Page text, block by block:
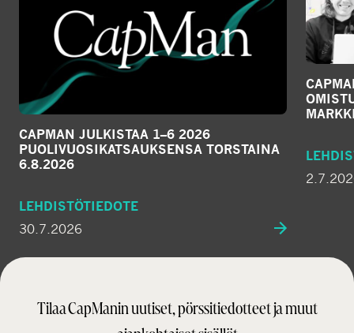
CAPMAN JULKISTAA 1–6 2026
PUOLIVUOSIKATSAUKSENSA TORSTAINA
6.8.2026
LEHDISTÖTIEDOTE
30.7.2026
Tilaa CapManin uutiset, pörssitiedotteet ja muut